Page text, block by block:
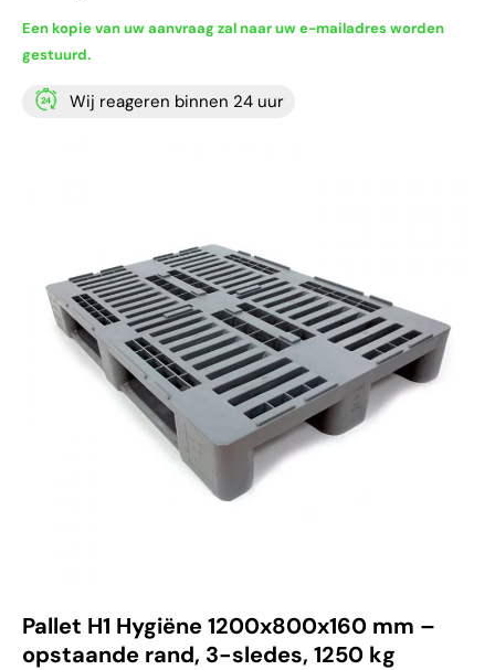
Een kopie van uw aanvraag zal naar uw e-mailadres worden
gestuurd.
Wij reageren binnen 24 uur
Pallet H1 Hygiëne 1200x800x160 mm –
opstaande rand, 3-sledes, 1250 kg